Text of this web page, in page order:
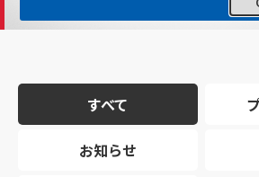
すべて
お知らせ